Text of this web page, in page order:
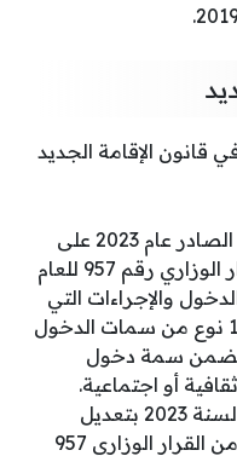
قانون الإقامة الجديد
نص القرار الوزاري رقم 484 الصادر عام 2023 على
تعديل المادة رقم 4 من القرار الوزاري رقم 957 للعام
الدخول والإجراءات التي
تُتخذ بشأنها والبالغ عددها 14 نوع من سمات الدخول
بند رقم (15) متضمن سمة دخول
أو اجتماعية.
نص القرار الوزاري رقم 941 لسنة 2023 بتعديل
الفقرة الأخيرة من المادة 25 من القرار الوزاري 957